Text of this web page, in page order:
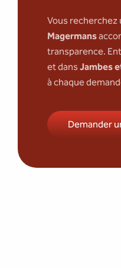
Vous recherchez
Magermans
transparence.
et dansJambes
à chaque
Demander